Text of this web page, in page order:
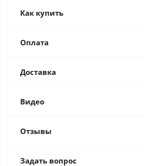
Как купить
Оплата
Доставка
Видео
Отзывы
Задать вопрос